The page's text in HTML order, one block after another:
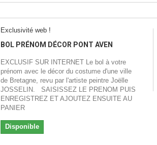
Exclusivité web !
BOL PRÉNOM DÉCOR PONT AVEN
EXCLUSIF SUR INTERNET Le bol à votre
prénom avec le décor du costume d'une ville
de Bretagne, revu par l'artiste peintre Joëlle
JOSSELIN. SAISISSEZ LE PRENOM PUIS
ENREGISTREZ ET AJOUTEZ ENSUITE AU
PANIER
Disponible